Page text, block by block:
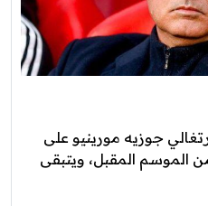
جوزيه مورينيو على
الموسم المقبل، ويتبقى